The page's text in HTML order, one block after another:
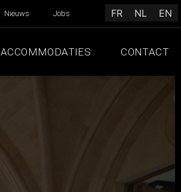
Nieuws Jobs FR NL EN
ACCOMMODATIES CONTACT